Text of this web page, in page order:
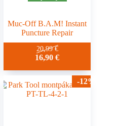
Muc-Off B.A.M! Instant
Puncture Repair
20,99€
16,90€
-12%